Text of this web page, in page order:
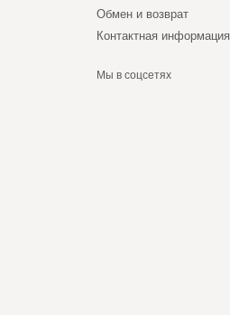
Обмен и возврат
Контактная информация
Мы в соцсетях